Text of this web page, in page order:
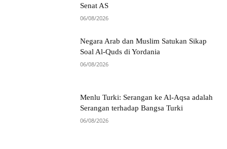
Senat AS
06/08/2026
Negara Arab dan Muslim Satukan Sikap
Soal Al-Quds di Yordania
06/08/2026
Menlu Turki: Serangan ke Al-Aqsa adalah
Serangan terhadap Bangsa Turki
06/08/2026